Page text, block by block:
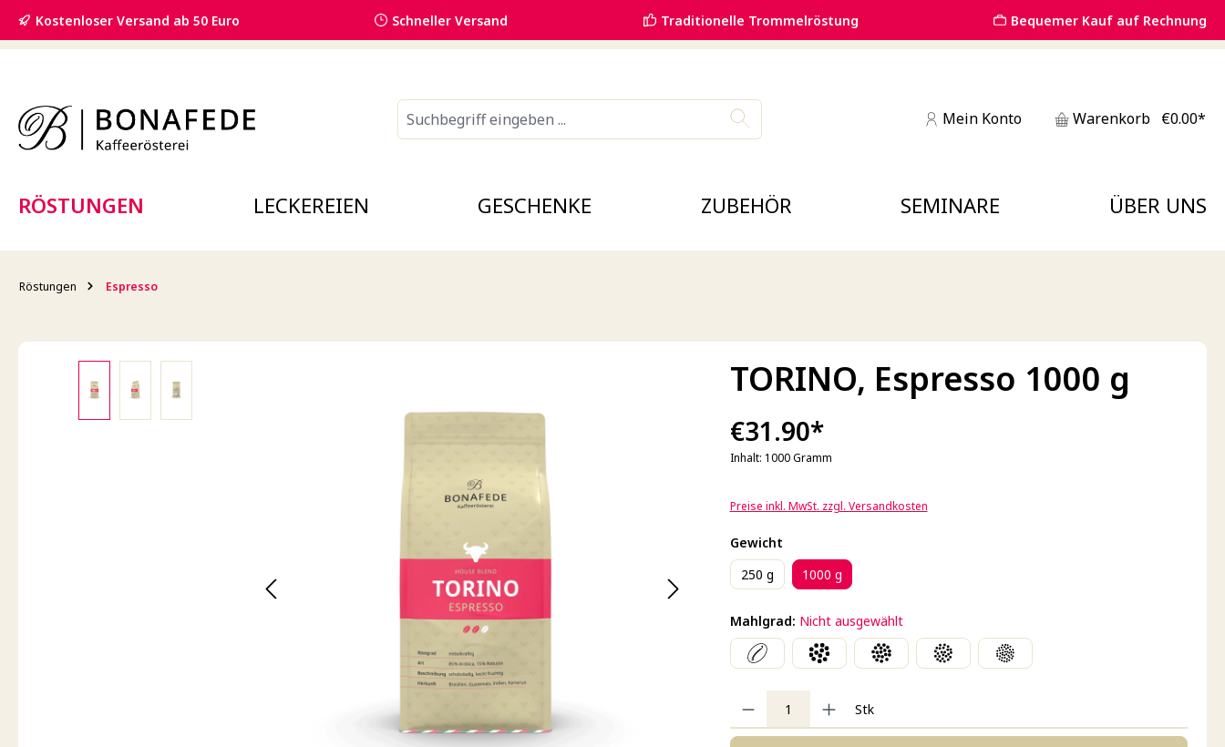
Zur Hauptnavigation springen
Kostenloser Versand ab 50 Euro Schneller Versand Traditionelle Trommelröstung Bequemer Kauf auf Rechnung
Mein Konto Warenkorb €0.00*
RÖSTUNGEN LECKEREIEN GESCHENKE ZUBEHÖR SEMINARE ÜBER UNS
Röstungen Espresso
TORINO, Espresso 1000 g
€31.90*
Inhalt: 1000 Gramm
Preise inkl. MwSt. zzgl. Versandkosten
Gewichtauswählen
250 g
1000 g
Mahlgrad: Nicht ausgewählt
Stk